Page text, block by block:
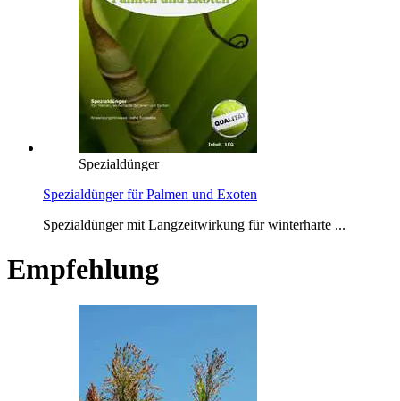
Spezialdünger
Spezialdünger für Palmen und Exoten
Spezialdünger mit Langzeitwirkung für winterharte ...
Empfehlung